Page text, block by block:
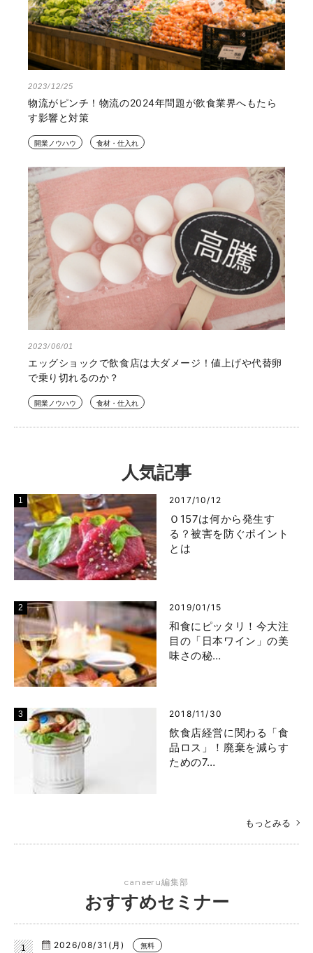
2023/12/25
物流がピンチ！物流の2024年問題が飲食業界へもたら
す影響と対策
開業ノウハウ 食材・仕入れ
2023/06/01
エッグショックで飲食店は大ダメージ！値上げや代替卵
で乗り切れるのか？
開業ノウハウ 食材・仕入れ
人気記事
2017/10/12
Ｏ157は何から発生す
る？被害を防ぐポイント
とは
2019/01/15
和食にピッタリ！今大注
目の「日本ワイン」の美
味さの秘…
2018/11/30
飲食店経営に関わる「食
品ロス」！廃棄を減らす
ための7…
もっとみる
canaeru編集部
おすすめセミナー
2026/08/31(月) 無料